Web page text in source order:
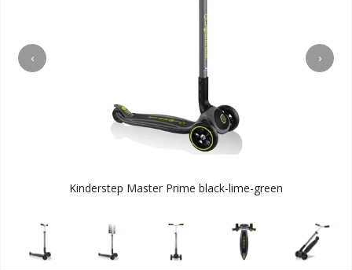
‹ ›
Kinderstep Master Prime black-lime-green